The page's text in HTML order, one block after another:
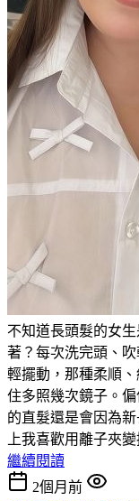
不知道長頭髮的女
著？每次洗完頭、
輕擺動，那種柔順
住多照幾次鏡子。
的直髮還是會因為
上我喜歡用離子夾
繼續閱讀
2個月前